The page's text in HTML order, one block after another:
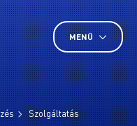
MENÜ
Szolgáltatás